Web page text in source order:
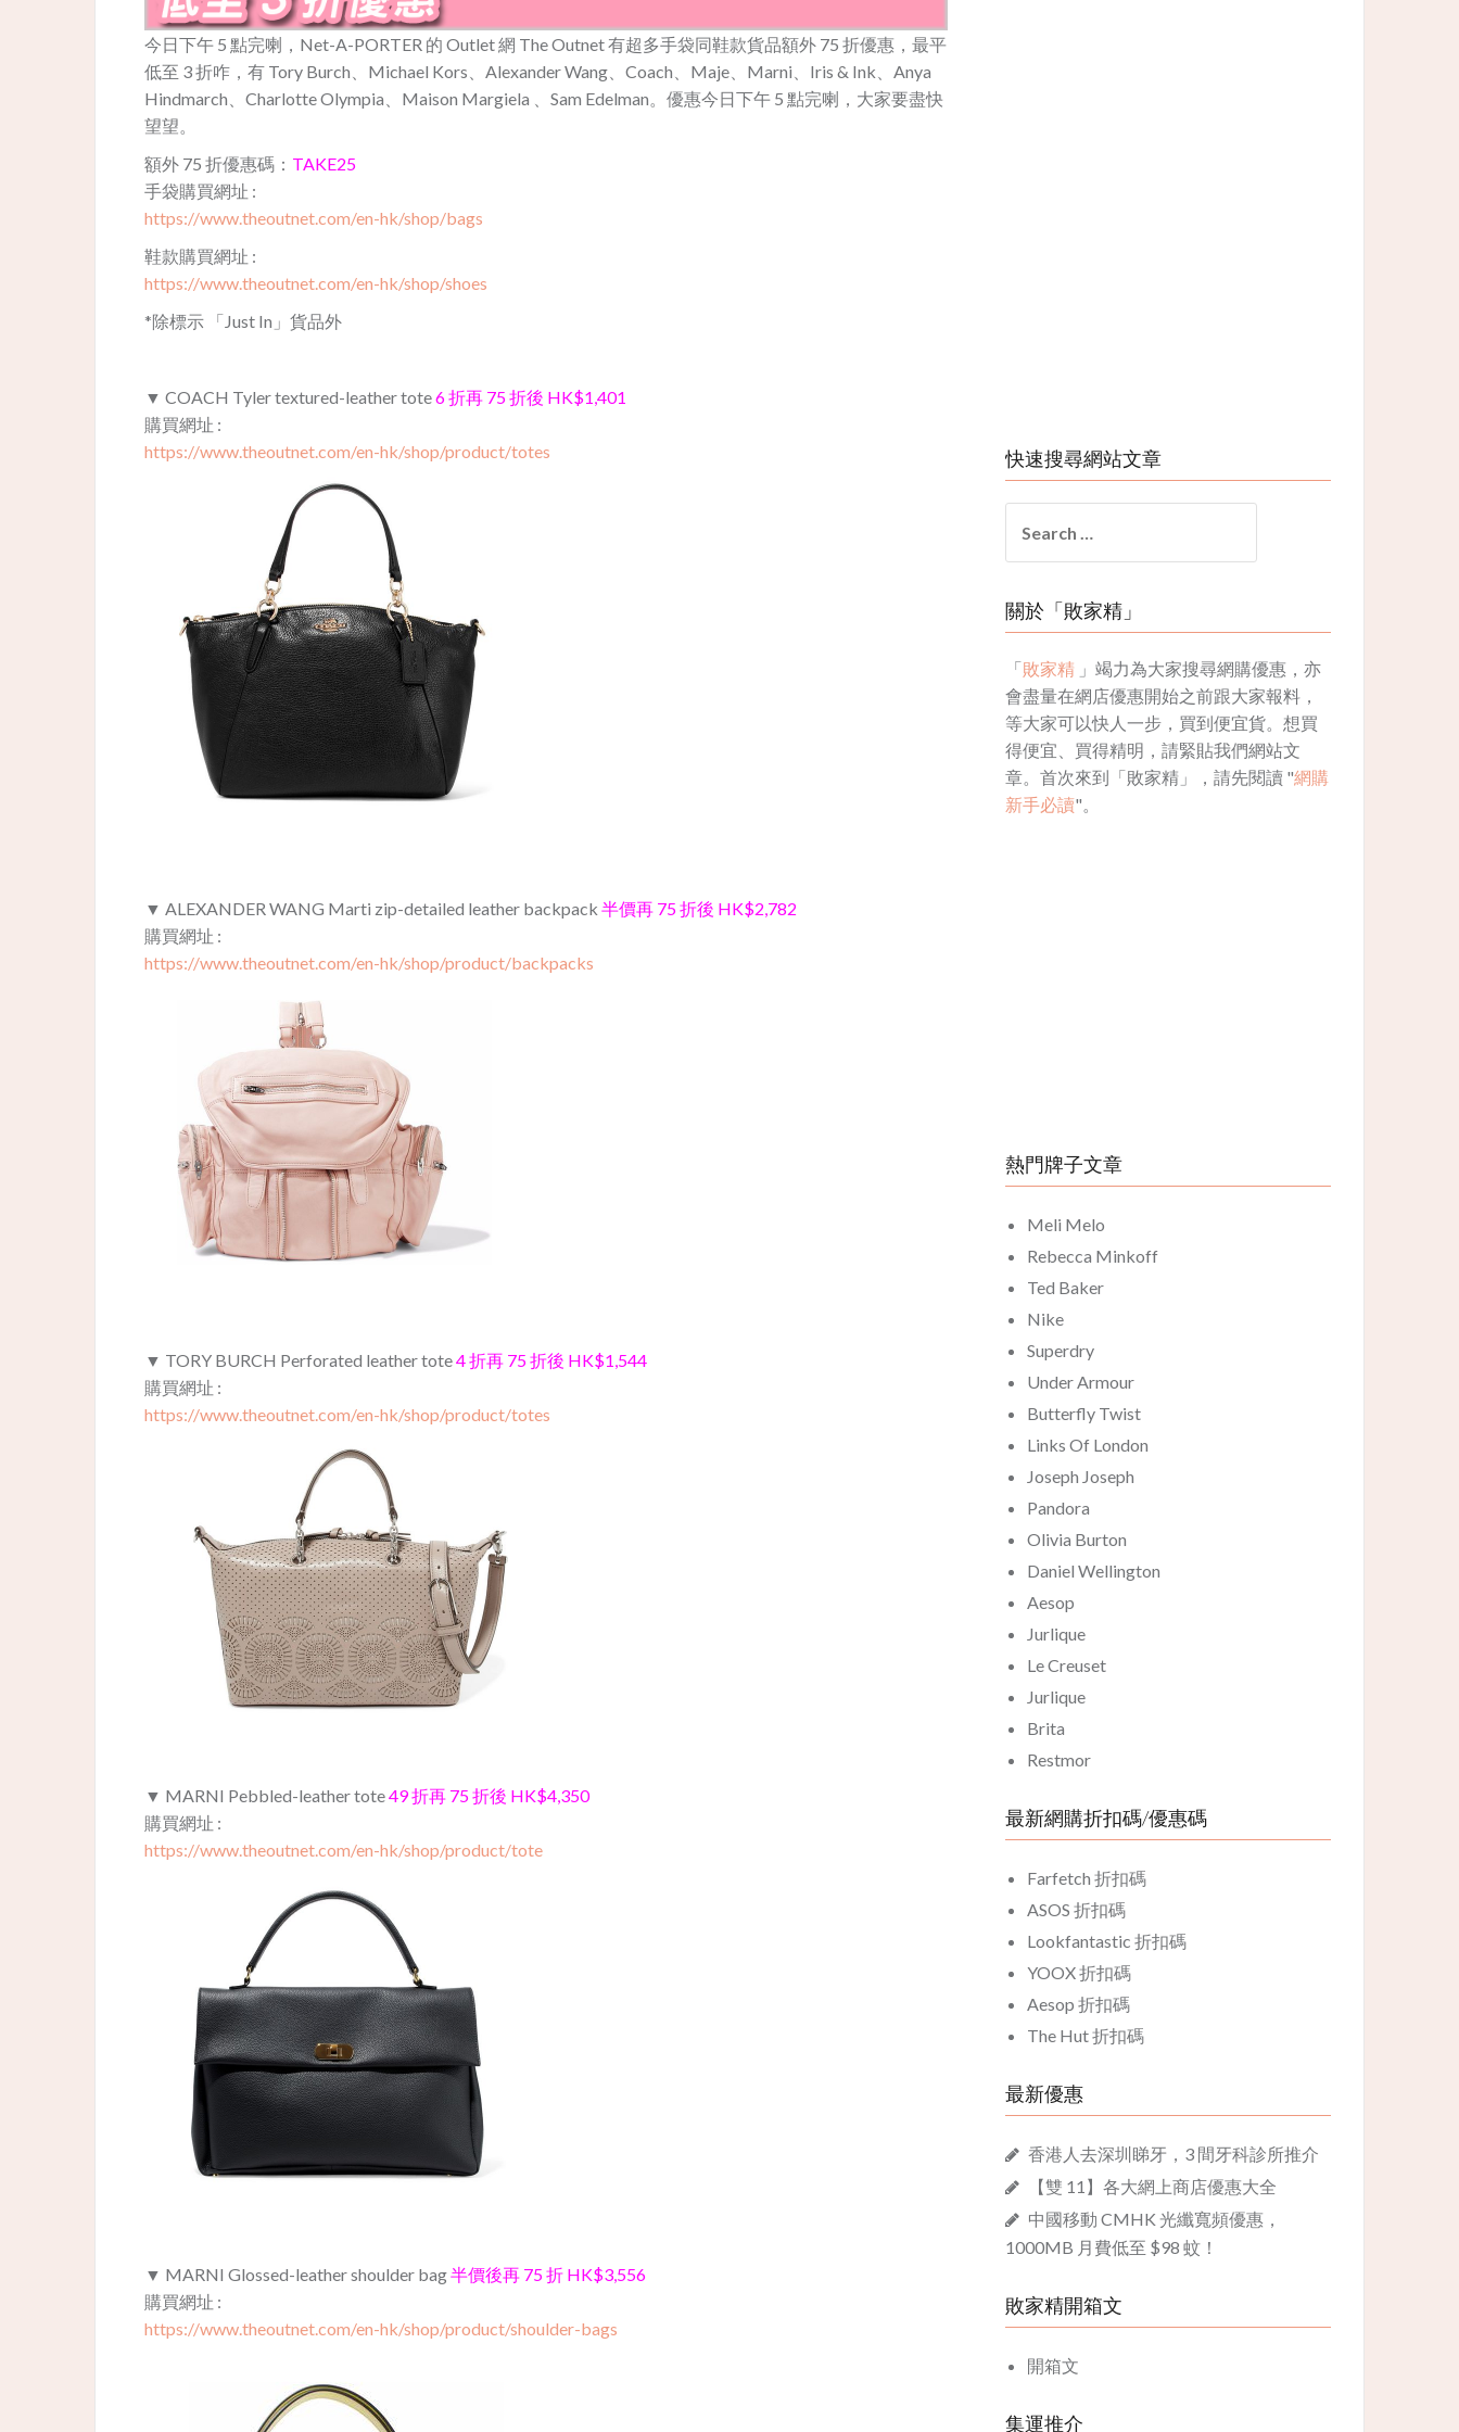
今日下午 5 點完喇，Net-A-PORTER 的 Outlet 網 The Outnet 有超多手袋同鞋款貨品額外 75 折優惠，最平
低至 3 折咋，有 Tory Burch、Michael Kors、Alexander Wang、Coach、Maje、Marni、Iris & Ink、Anya
Hindmarch、Charlotte Olympia、Maison Margiela 、Sam Edelman。優惠今日下午 5 點完喇，大家要盡快
望望。
額外 75 折優惠碼： TAKE25
手袋購買網址 :
https://www.theoutnet.com/en-hk/shop/bags
鞋款購買網址 :
https://www.theoutnet.com/en-hk/shop/shoes
*除標示 「Just In」貨品外
▼ COACH Tyler textured-leather tote6 折再 75 折後 HK$1,401
購買網址 :
https://www.theoutnet.com/en-hk/shop/product/totes
▼ ALEXANDER WANG Marti zip-detailed leather backpack 半價再 75 折後 HK$2,782
購買網址 :
https://www.theoutnet.com/en-hk/shop/product/backpacks
▼ TORY BURCH Perforated leather tote4 折再 75 折後 HK$1,544
購買網址 :
https://www.theoutnet.com/en-hk/shop/product/totes
▼ MARNI Pebbled-leather tote49 折再 75 折後 HK$4,350
購買網址 :
https://www.theoutnet.com/en-hk/shop/product/tote
▼ MARNI Glossed-leather shoulder bag半價後再 75 折 HK$3,556
購買網址 :
https://www.theoutnet.com/en-hk/shop/product/shoulder-bags
快速搜尋網站文章
for:
關於「敗家精」
「敗家精 」竭力為大家搜尋網購優惠，亦
會盡量在網店優惠開始之前跟大家報料，
等大家可以快人一步，買到便宜貨。想買
得便宜、買得精明，請緊貼我們網站文
章。首次來到「敗家精」，請先閱讀 "網購
新手必讀"。
熱門牌子文章
Meli Melo
Rebecca Minkoff
Ted Baker
Nike
Superdry
Under Armour
Butterfly Twist
Links Of London
Joseph Joseph
Pandora
Olivia Burton
Daniel Wellington
Aesop
Jurlique
Le Creuset
Jurlique
Brita
Restmor
最新網購折扣碼/優惠碼
Farfetch 折扣碼
ASOS 折扣碼
Lookfantastic 折扣碼
YOOX 折扣碼
Aesop 折扣碼
The Hut 折扣碼
最新優惠
香港人去深圳睇牙，3 間牙科診所推介
【雙 11】各大網上商店優惠大全
中國移動 CMHK 光纖寬頻優惠，
1000MB 月費低至 $98 蚊！
敗家精開箱文
開箱文
集運推介